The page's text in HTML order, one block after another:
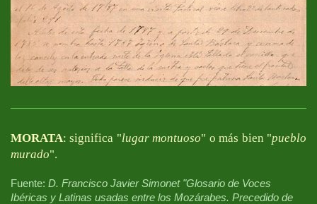
MORATA: significa "lugar montuoso" o más bien "pueblo
murado".
Fuente: D. Francisco Javier Simonet "Glosario de Voces
Ibéricas y Latinas usadas entre los Mozárabes. Precedido de